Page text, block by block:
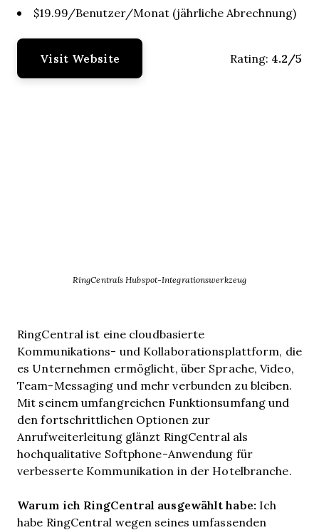
$19.99/Benutzer/Monat (jährliche Abrechnung)
Visit Website Rating: 4.2/5
RingCentrals Hubspot-Integrationswerkzeug
RingCentral ist eine cloudbasierte
Kommunikations- und Kollaborationsplattform, die
es Unternehmen ermöglicht, über Sprache, Video,
Team-Messaging und mehr verbunden zu bleiben.
Mit seinem umfangreichen Funktionsumfang und
den fortschrittlichen Optionen zur
Anrufweiterleitung glänzt RingCentral als
hochqualitative Softphone-Anwendung für
verbesserte Kommunikation in der Hotelbranche.
Warum ich RingCentral ausgewählt habe: Ich
habe RingCentral wegen seines umfassenden